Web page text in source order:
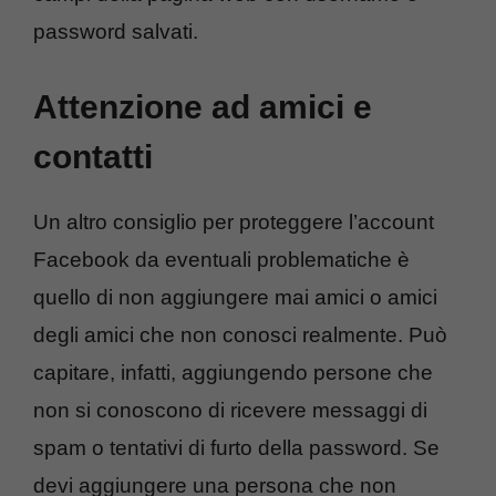
password salvati.
Attenzione ad amici e
contatti
Un altro consiglio per proteggere l’account
Facebook da eventuali problematiche è
quello di non aggiungere mai amici o amici
degli amici che non conosci realmente. Può
capitare, infatti, aggiungendo persone che
non si conoscono di ricevere messaggi di
spam o tentativi di furto della password. Se
devi aggiungere una persona che non